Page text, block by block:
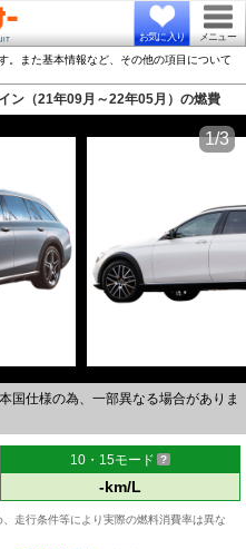
お気に入り メニュー
。また基本情報など、その他の項目について
ン（21年09月～22年05月）の燃費
国仕様の為、一部異なる場合がありま
1/3
10・15モード
-km/L
走行条件等により実際の燃料消費率は異な